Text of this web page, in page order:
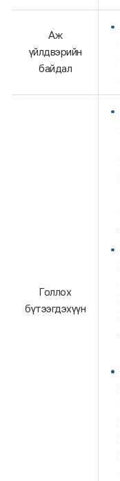
Аж
үйлдвэрийн
байдал
Голлох
бүтээгдэхүүн